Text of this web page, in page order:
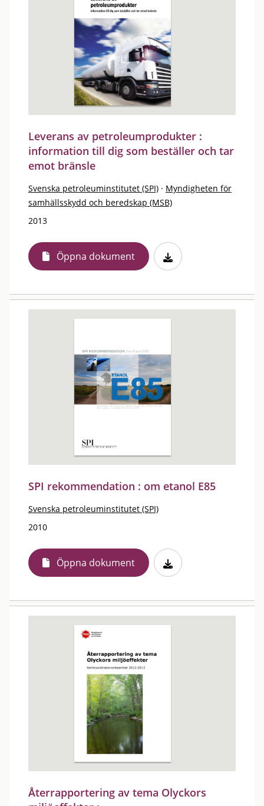
Leverans av petroleumprodukter :
information till dig som beställer och tar
emot bränsle
Svenska petroleuminstitutet (SPI) · Myndigheten för
samhällsskydd och beredskap (MSB)
2013
Öppna dokument
SPI rekommendation : om etanol E85
Svenska petroleuminstitutet (SPI)
2010
Öppna dokument
Återrapportering av tema Olyckors